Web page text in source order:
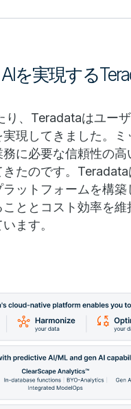
を実現する
り、Teradataはユー
現してきました。ミ
務に必要な信頼性の
たのです。
ットフォームを構築
ととコスト効率を維
ます。